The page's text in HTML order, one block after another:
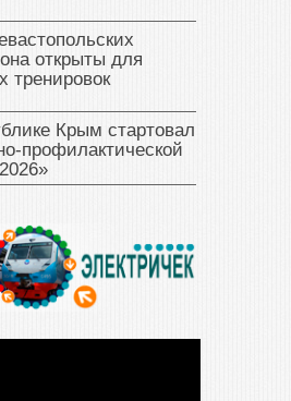
открыты для
тренировок
Крым стартовал